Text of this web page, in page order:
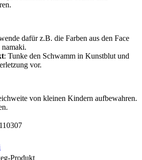
dafür z.B. die Farben aus den Face
: Tunke den Schwamm in Kunstblut und
vor.
von kleinen Kindern aufbewahren.
Produkt